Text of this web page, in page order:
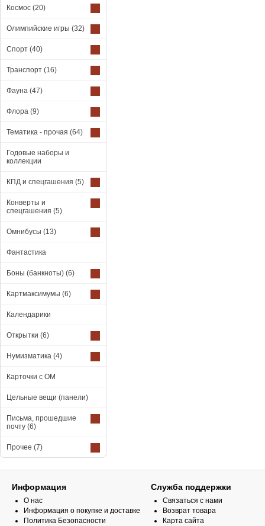
Космос (20)
Олимпийские игры (32)
Спорт (40)
Транспорт (16)
Фауна (47)
Флора (9)
Тематика - прочая (64)
Годовые наборы и
коллекции
КПД и спецгашения (5)
Конверты и
спецгашения (5)
Омнибусы (13)
Фантастика
Боны (банкноты) (6)
Картмаксимумы (6)
Календарики
Открытки (6)
Нумизматика (4)
Карточки с ОМ
Цельные вещи (панели)
Письма, прошедшие
почту (6)
Прочее (7)
Информация
О нас
Информация о покупке и доставке
Политика Безопасности
Служба поддержки
Связаться с нами
Возврат товара
Карта сайта